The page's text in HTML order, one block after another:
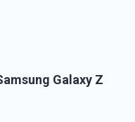
Galaxy Z